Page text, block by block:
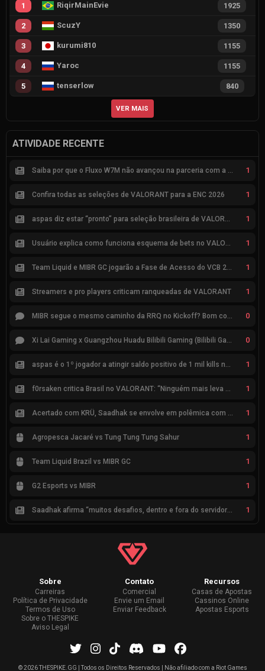
1 RiqirMainEvie 1925
2 ScuzY 1350
3 kurumi810 1155
4 Yaroc 1155
5 tenserlow 840
VER MAIS
ATIVIDADE RECENTE
Saiba por que o Fluxo W7M não avançou na parceria com a Riot 1
Confira todas as seleções de VALORANT para a ENC 2026 1
aspas diz estar “pronto” para seleção brasileira de VALORANT 1
Usuário explica como funciona esquema de bets no VALORANT 1
Team Liquid e MIBR GC jogarão a Fase de Acesso do VCB 2026 1
Streamers e pro players criticam ranqueadas de VALORANT 1
MIBR segue o mesmo caminho da RRQ no Kickoff? Bom começo, mas risco de eliminação hoje 0
Xi Lai Gaming x Guangzhou Huadu Bilibili Gaming (Bilibili Gaming) 0
aspas é o 1º jogador a atingir saldo positivo de 1 mil kills no VCT 1
f0rsaken critica Brasil no VALORANT: “Ninguém mais leva a sério” 1
Acertado com KRÜ, Saadhak se envolve em polêmica com keznit 1
Agropesca Jacaré vs Tung Tung Tung Sahur 1
Team Liquid Brazil vs MIBR GC 1
G2 Esports vs MIBR 1
Saadhak afirma “muitos desafios, dentro e fora do servidor” sobre a jornada até a classificação 1
Sobre
Carreiras
Política de Privacidade
Termos de Uso
Sobre o THESPIKE
Aviso Legal
Contato
Comercial
Envie um Email
Enviar Feedback
Recursos
Casas de Apostas
Cassinos Online
Apostas Esports
©2026 THESPIKE.GG | Todos os Direitos Reservados | Não afiliado com a Riot Games